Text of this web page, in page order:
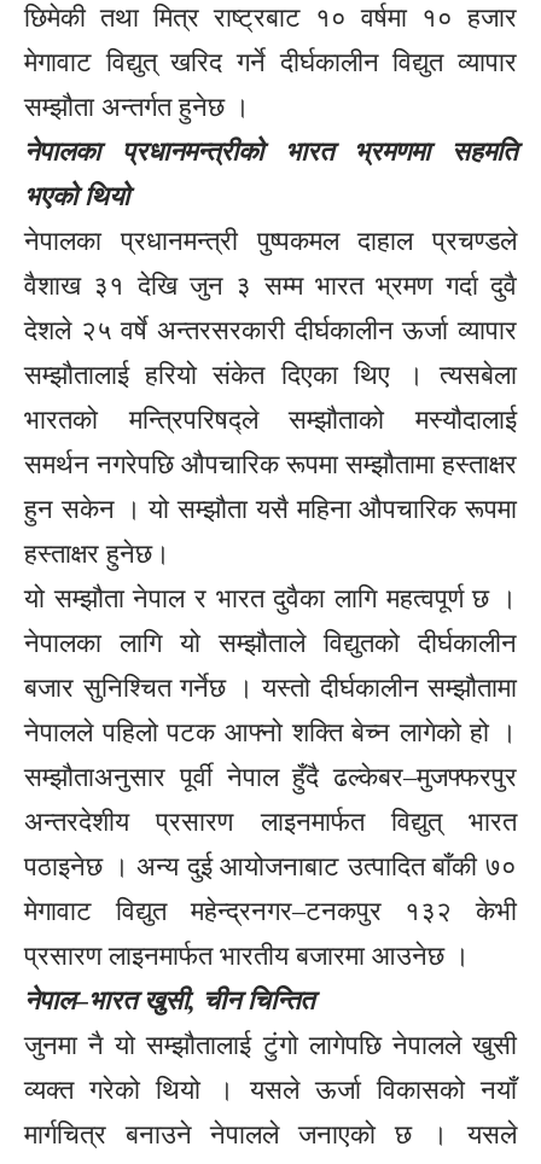
छिमेकी तथा मित्र राष्ट्रबाट १० वर्षमा १० हजार
मेगावाट विद्युत् खरिद गर्ने दीर्घकालीन विद्युत व्यापार
सम्झौता अन्तर्गत हुनेछ ।
नेपालका प्रधानमन्त्रीको भारत भ्रमणमा सहमति
भएको थियो
नेपालका प्रधानमन्त्री पुष्पकमल दाहाल प्रचण्डले
वैशाख ३१ देखि जुन ३ सम्म भारत भ्रमण गर्दा दुवै
देशले २५ वर्षे अन्तरसरकारी दीर्घकालीन ऊर्जा व्यापार
सम्झौतालाई हरियो संकेत दिएका थिए । त्यसबेला
भारतको मन्त्रिपरिषद्ले सम्झौताको मस्यौदालाई
समर्थन नगरेपछि औपचारिक रूपमा सम्झौतामा हस्ताक्षर
हुन सकेन । यो सम्झौता यसै महिना औपचारिक रूपमा
हस्ताक्षर हुनेछ।
यो सम्झौता नेपाल र भारत दुवैका लागि महत्वपूर्ण छ ।
नेपालका लागि यो सम्झौताले विद्युतको दीर्घकालीन
बजार सुनिश्चित गर्नेछ । यस्तो दीर्घकालीन सम्झौतामा
नेपालले पहिलो पटक आफ्नो शक्ति बेच्न लागेको हो ।
सम्झौताअनुसार पूर्वी नेपाल हुँदै ढल्केबर–मुजफ्फरपुर
अन्तरदेशीय प्रसारण लाइनमार्फत विद्युत् भारत
पठाइनेछ । अन्य दुई आयोजनाबाट उत्पादित बाँकी ७०
मेगावाट विद्युत महेन्द्रनगर–टनकपुर १३२ केभी
प्रसारण लाइनमार्फत भारतीय बजारमा आउनेछ ।
नेपाल–भारत खुसी, चीन चिन्तित
जुनमा नै यो सम्झौतालाई टुंगो लागेपछि नेपालले खुसी
व्यक्त गरेको थियो । यसले ऊर्जा विकासको नयाँ
मार्गचित्र बनाउने नेपालले जनाएको छ । यसले